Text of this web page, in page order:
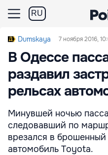
RU
Dumskaya 7 ноября 2016,
В Одессе
раздавил
рельсах
Минувшей ночью
следовавший по
врезался в
автомобиль Toyota.